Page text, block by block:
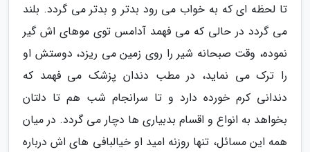
تا لحظه ای که به خواب می رود بدتر و بدتر می گردد. بلند
می گردد در حالی که می فهمد آدامس توی موهای اش گیر
نموده، وقت صبحانه شیر را روی زمین می ریزد، دوستش او
را ترک می نماید، در مطب دندان پزشک می فهمد که
دندانی کرم خورده دارد و تا سرانجام شب هم تا دلتان
بخواهد به انواع و اقسام بدبیاری ها دچار می گردد. در میان
همه این مسائل، تنها روزنه امید او خیالبافی های اش درباره